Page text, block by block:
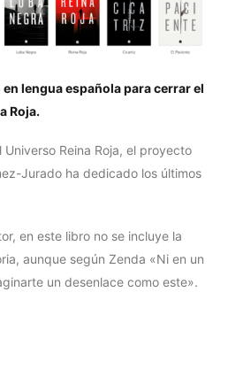
lengua española para cerrar el
Roja.
Reina Roja, el proyecto
Jurado ha dedicado los últimos
en este libro no se incluye la
aunque según Zenda «Ni en un
un desenlace como este».